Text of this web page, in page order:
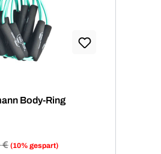
Body-Ring
Preis:
€ (10% gespart)